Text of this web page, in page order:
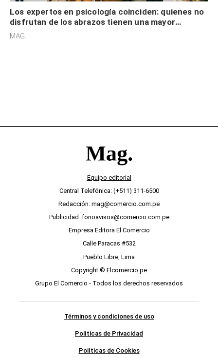
Los expertos en psicología coinciden: quienes no
disfrutan de los abrazos tienen una mayor
sensibilidad a los estímulos físicos y no es por
MAG.
Equipo editorial
Central Telefónica: (+511) 311-6500
Redacción: mag@comercio.com.pe
Publicidad: fonoavisos@comercio.com.pe
Empresa Editora El Comercio
Calle Paracas #532
Pueblo Libre, Lima
Copyright © Elcomercio.pe
Grupo El Comercio - Todos los derechos reservados
Términos y condiciones de uso
Políticas de Privacidad
Políticas de Cookies